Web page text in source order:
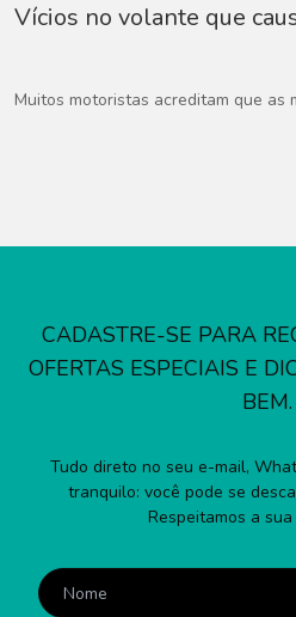
Vícios no volante que
Muitos motoristas acreditam que
CADASTRE-SE PARA
OFERTAS ESPECIAIS E
BEM.
Tudo direto no seu e-mail,
tranquilo: você pode se
Respeitamos a